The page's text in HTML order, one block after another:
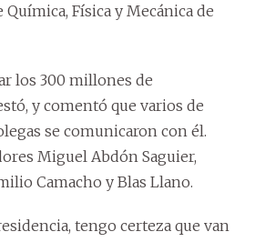
Física y Mecánica de
los 300 millones de
y comentó que varios de
se comunicaron con él.
Miguel Abdón Saguier,
Camacho y Blas Llano.
tengo certeza que van